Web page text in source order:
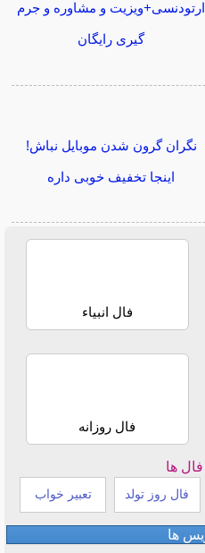
ارتودنسی+ویزیت و مشاوره و جرم
گیری رایگان
نگران گرون شدن موبایل نباش!
اینجا تخفیف خوبی داره
فال انبیاء
فال روزانه
ها
فال روز تولد تعبیر خواب
ها